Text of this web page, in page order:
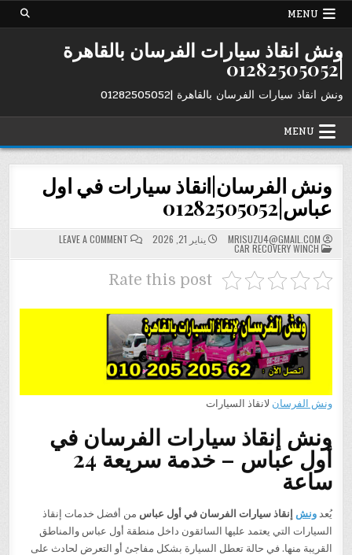
Skip
MENU
ونش انقاذ سيارات الفرسان بالقاهرة
|01282505052
ونش انقاذ سيارات الفرسان بالقاهرة |01282505052
MENU
ونش الفرسان|انقاذ سيارات في اول
عباس|01282505052
MRISUZU4@GMAIL.COM يناير 21, 2026 LEAVE A COMMENT
ON
ونش
الفرسان|
POSTED
IN
CAR RECOVERY WINCH
Rate this post
ونش الفرسان لانقاذ السيارات
ونش إنقاذ سيارات الفرسان في
أول عباس – خدمة سريعة 24
ساعة
يُعدونش إنقاذ سيارات الفرسان في أول عباس من أفضل خدمات إنقاذ
السيارات التي يعتمد عليها السائقون داخل منطقة أول عباس والمناطق
القريبة منها. في حالة تعطل السيارة بشكل مفاجئ أو التعرض لحادث على